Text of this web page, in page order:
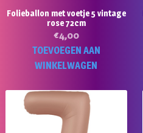
Folieballon met voetje 5 vintage
rose 72cm
€4,00
TOEVOEGEN AAN
WINKELWAGEN